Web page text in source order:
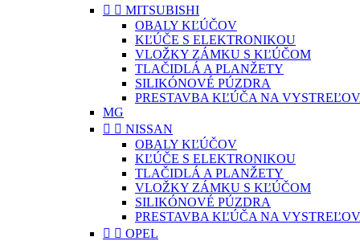
  MITSUBISHI
OBALY KĽÚČOV
KĽÚČE S ELEKTRONIKOU
VLOŽKY ZÁMKU S KĽÚČOM
TLAČIDLÁ A PLANŽETY
SILIKÓNOVÉ PÚZDRA
PRESTAVBA KĽÚČA NA
MG
  NISSAN
OBALY KĽÚČOV
KĽÚČE S ELEKTRONIKOU
TLAČIDLÁ A PLANŽETY
VLOŽKY ZÁMKU S KĽÚČOM
SILIKÓNOVÉ PÚZDRA
PRESTAVBA KĽÚČA NA
  OPEL